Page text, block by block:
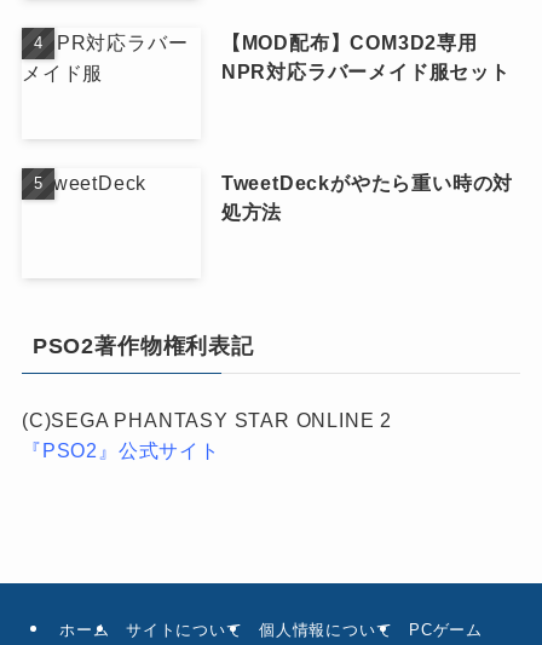
【MOD配布】COM3D2専用
NPR対応ラバーメイド服セット
TweetDeckがやたら重い時の対
処方法
PSO2著作物権利表記
(C)SEGA PHANTASY STAR ONLINE 2
『PSO2』公式サイト
ホーム サイトについて 個人情報について PCゲーム